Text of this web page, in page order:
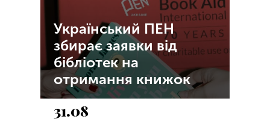
Український ПЕН
збирає заявки від
бібліотек на
отримання книжок
31.08